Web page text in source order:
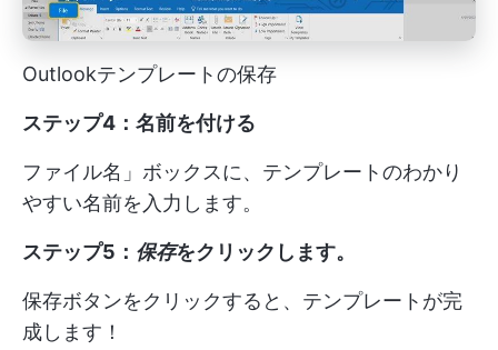
Outlookテンプレートの保存
ステップ4：名前を付ける
ファイル名」ボックスに、テンプレートのわかり
やすい名前を入力します。
ステップ5： 保存をクリックします。
保存ボタンをクリックすると、テンプレートが完
成します！